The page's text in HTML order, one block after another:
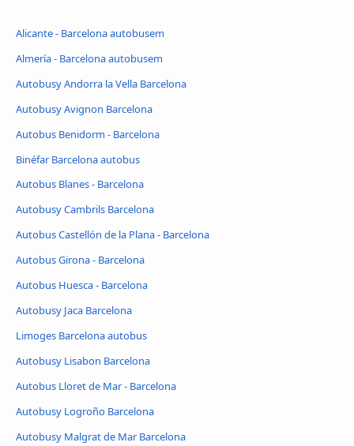
Alicante - Barcelona autobusem
Almería - Barcelona autobusem
Autobusy Andorra la Vella Barcelona
Autobusy Avignon Barcelona
Autobus Benidorm - Barcelona
Binéfar Barcelona autobus
Autobus Blanes - Barcelona
Autobusy Cambrils Barcelona
Autobus Castellón de la Plana - Barcelona
Autobus Girona - Barcelona
Autobus Huesca - Barcelona
Autobusy Jaca Barcelona
Limoges Barcelona autobus
Autobusy Lisabon Barcelona
Autobus Lloret de Mar - Barcelona
Autobusy Logroño Barcelona
Autobusy Malgrat de Mar Barcelona